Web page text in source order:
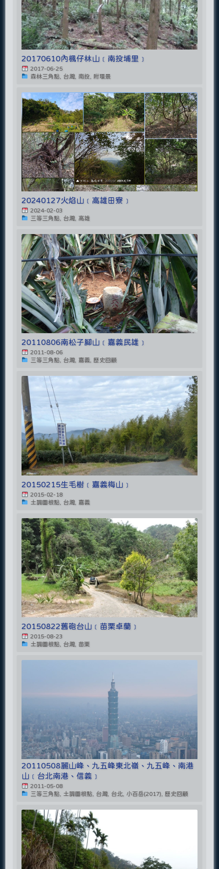
20170610內楓仔林山﹝南投埔里﹞
2017-06-25
森林三角點, 台灣, 南投, 附環景
20240127火焰山﹝高雄田寮﹞
2024-02-03
三等三角點, 台灣, 高雄
20110806南松子腳山﹝嘉義民雄﹞
2011-08-06
三等三角點, 台灣, 嘉義, 歷史回顧
20150215生毛樹﹝嘉義梅山﹞
2015-02-18
土調圖根點, 台灣, 嘉義
20150822舊砲台山﹝苗栗卓蘭﹞
2015-08-23
土調圖根點, 台灣, 苗栗
20110508麗山峰、九五峰東北嶺、九五峰、南港
山﹝台北南港、信義﹞
2011-05-08
三等三角點, 土調圖根點, 台灣, 台北, 小百岳(2017), 歷史回顧